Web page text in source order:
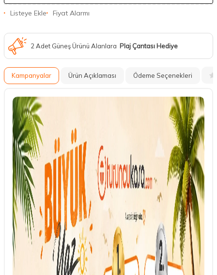
Listeye Ekle Fiyat Alarmı
2 Adet Güneş Ürünü Alanlara Plaj Çantası Hediye
Kampanyalar Ürün Açıklaması Ödeme Seçenekleri